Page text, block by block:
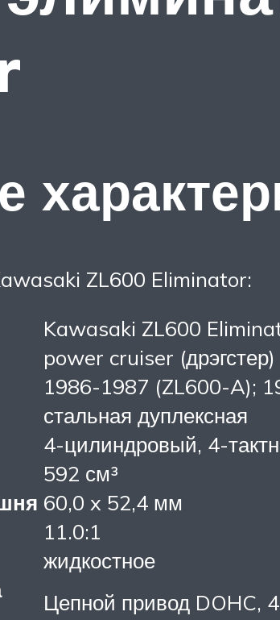
ZL600 Eliminator:
Kawasaki ZL600
power cruiser (дрэгстер)
1986-1987 (ZL600-A);
стальная дуплексная
4-цилиндровый, 4-
592 см³
60,0 x 52,4 мм
11.0:1
жидкостное
Цепной привод DOHC,